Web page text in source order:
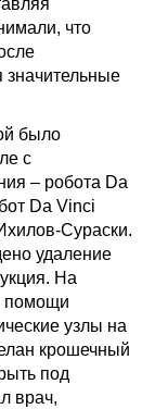
что
значительные
было
с
– робота Da
Da Vinci
Сураски.
удаление
На
помощи
узлы на
крошечный
под
врач,